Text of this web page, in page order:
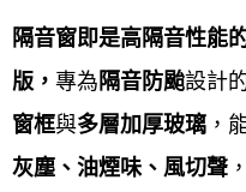
承諾：
隔音窗即是高隔音性能
版， 專為 隔音防颱設計
窗框與多層加厚玻璃 ，
灰塵、油煙味、風切聲